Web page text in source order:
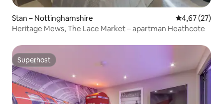
Stan – Nottinghamshire Prosječna
4,67 (27)
Heritage Mews, The Lace Market – apartman Heathcote
Superhost
Superhost